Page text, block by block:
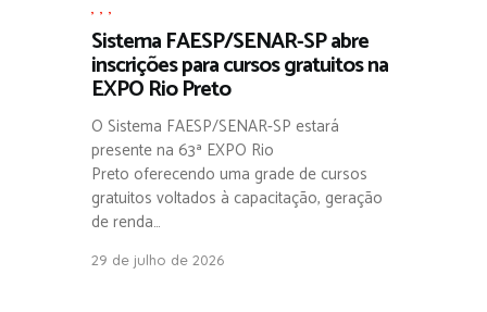
, , ,
Sistema FAESP/SENAR-SP abre
inscrições para cursos gratuitos na
EXPO Rio Preto
O Sistema FAESP/SENAR-SP estará
presente na 63ª EXPO Rio
Preto oferecendo uma grade de cursos
gratuitos voltados à capacitação, geração
de renda…
29 de julho de 2026